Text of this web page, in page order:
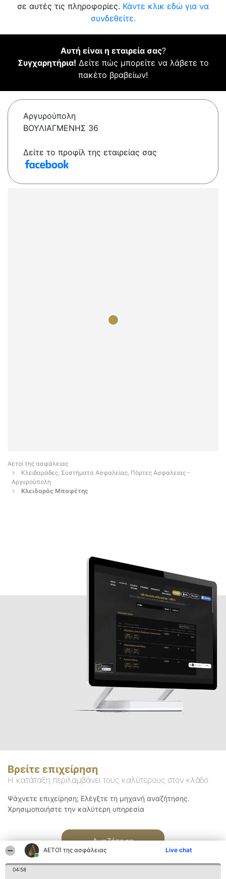
ΑΕΤΟΊ της ασφάλειας Live chat
04:58
σε αυτές τις πληροφορίες. Κάντε κλικ εδώ για να
συνδεθείτε.
Αυτή είναι η εταιρεία σας?
Συγχαρητήρια! Δείτε πώς μπορείτε να λάβετε το
πακέτο βραβείων!
Αργυρούπολη
ΒΟΥΛΙΑΓΜΕΝΗΣ 36
Δείτε το προφίλ της εταιρείας σας
Αετοί της ασφάλειας
Κλειδαράδες, Συστήματα Ασφαλείας, Πόρτες Ασφαλείας -
Αργυρούπολη
Κλειδαράς Μπαφέτης
Βρείτε επιχείρηση
Η κατάταξη περιλαμβάνει τους καλύτερους στον κλάδο
Ψάχνετε επιχείρηση; Ελέγξτε τη μηχανή αναζήτησης.
Χρησιμοποιήστε την καλύτερη υπηρεσία
Αναζήτηση